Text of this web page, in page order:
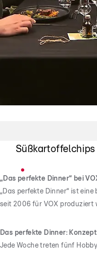
Süßkartoffelchips
„Das perfekte Dinner“ bei
„Das perfekte Dinner“ ist
seit 2006 für VOX produziert
Das perfekte Dinner:
Jede Woche treten fünf